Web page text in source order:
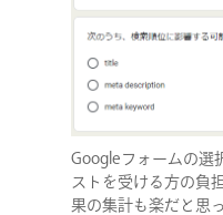
Googleフォームの選
ストを受ける方の負
果の集計も楽だと思